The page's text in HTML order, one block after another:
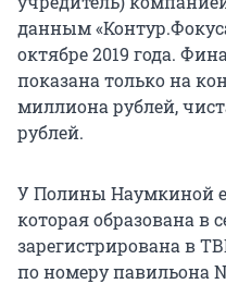
данным
октябре 2019 года.
показана только на
миллиона рублей,
рублей.
У Полины Наумкиной
которая образована в
зарегистрирована в
по номеру павильона